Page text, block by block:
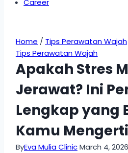
Career
Home / Tips Perawatan Wajah
Tips Perawatan Wajah
Apakah Stres
Jerawat? Ini
Lengkap yang
Kamu
ByEva Mulia ClinicMarch 4, 2026